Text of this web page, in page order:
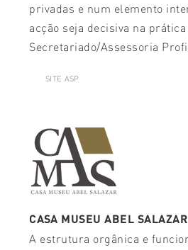
privadas e num elemento
acção seja decisiva na prática
Secretariado/Assessoria
SITE ASP
CASA MUSEU ABEL SALAZAR
A estrutura orgânica e